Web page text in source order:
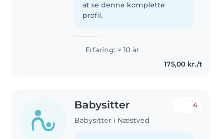
at se denne komplette
profil.
Erfaring: > 10 år
175,00 kr./t
Babysitter
Babysitter i Næstved
4